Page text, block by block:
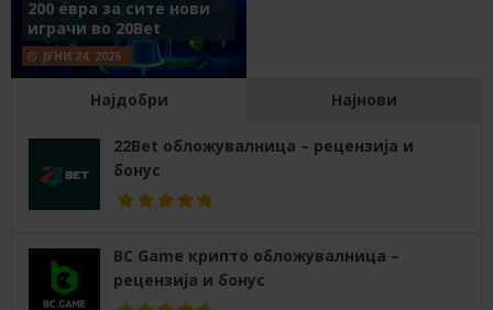
200 евра за сите нови
играчи во 20Bet
ЈУНИ 24, 2026
Најдобри Најнови
22Bet обложувалница – рецензија и
бонус
BC Game крипто обложувалница –
рецензија и бонус